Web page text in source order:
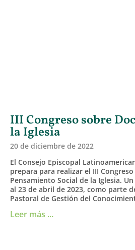
III Congreso sobre
la Iglesia
20 de diciembre de 2022
El Consejo Episcopal
prepara para realizar el III
Pensamiento Social de la Iglesia.
al 23 de abril de 2023, como parte
Pastoral de Gestión del
Leer más ...